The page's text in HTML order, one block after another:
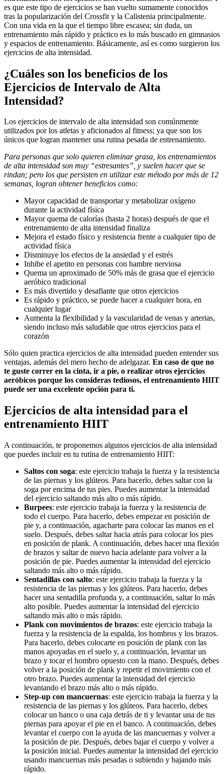
es que este tipo de ejercicios se han vuelto sumamente conocidos
tras la popularización del Crossfit y la Calistenia principalmente.
Con una vida en la que el tiempo libre escasea; sin duda, un
entrenamiento más rápido y práctico es lo más buscado en gimnasios
y espacios de entrenamiento. Básicamente, así es como surgieron los
ejercicios de alta intensidad.
¿Cuáles son los beneficios de los
Ejercicios de Intervalo de Alta
Intensidad?
Los ejercicios de intervalo de alta intensidad son comúnmente
utilizados por los atletas y aficionados al fitness; ya que son los
únicos que logran mantener una rutina pesada de entrenamiento.
Para personas que solo quieren eliminar grasa, los entrenamientos
de alta intensidad son muy “estresantes”, y suelen hacer que se
rindan; pero los que persisten en utilizar este método por más de 12
semanas, logran obtener beneficios como:
Mayor capacidad de transportar y metabolizar oxígeno
durante la actividad física
Mayor quema de calorías (hasta 2 horas) después de que el
entrenamiento de alta intensidad finaliza
Mejora el estado físico y resistencia frente a cualquier tipo de
actividad física
Disminuye los efectos de la ansiedad y el estrés
Inhibe el apetito en personas con hambre nerviosa
Quema un aproximado de 50% más de grasa que el ejercicio
aeróbico tradicional
Es más divertido y desafiante que otros ejercicios
Es rápido y práctico, se puede hacer a cualquier hora, en
cualquier lugar
Aumenta la flexibilidad y la vascularidad de venas y arterias,
siendo incluso más saludable que otros ejercicios para el
corazón
Sólo quien practica ejercicios de alta intensidad pueden entender sus
ventajas, además del mero hecho de adelgazar. En caso de que no
te guste correr en la cinta, ir a pie, o realizar otros ejercicios
aeróbicos porque los consideras tediosos, el entrenamiento HIIT
puede ser una excelente opción para ti.
Ejercicios de alta intensidad para el
entrenamiento HIIT
A continuación, te proponemos algunos ejercicios de alta intensidad
que puedes incluir en tu rutina de entrenamiento HIIT:
Saltos con soga: este ejercicio trabaja la fuerza y la resistencia
de las piernas y los glúteos. Para hacerlo, debes saltar con la
soga por encima de tus pies. Puedes aumentar la intensidad
del ejercicio saltando más alto o más rápido.
Burpees: este ejercicio trabaja la fuerza y la resistencia de
todo el cuerpo. Para hacerlo, debes empezar en posición de
pie y, a continuación, agacharte para colocar las manos en el
suelo. Después, debes saltar hacia atrás para colocar los pies
en posición de plank. A continuación, debes hacer una flexión
de brazos y saltar de nuevo hacia adelante para volver a la
posición de pie. Puedes aumentar la intensidad del ejercicio
saltando más alto o más rápido.
Sentadillas con salto: este ejercicio trabaja la fuerza y la
resistencia de las piernas y los glúteos. Para hacerlo, debes
hacer una sentadilla profunda y, a continuación, saltar lo más
alto posible. Puedes aumentar la intensidad del ejercicio
saltando más alto o más rápido.
Plank con movimientos de brazos: este ejercicio trabaja la
fuerza y la resistencia de la espalda, los hombros y los brazos.
Para hacerlo, debes colocarte en posición de plank con las
manos apoyadas en el suelo y, a continuación, levantar un
brazo y tocar el hombro opuesto con la mano. Después, debes
volver a la posición de plank y repetir el movimiento con el
otro brazo. Puedes aumentar la intensidad del ejercicio
levantando el brazo más alto o más rápido.
Step-up con mancuernas: este ejercicio trabaja la fuerza y la
resistencia de las piernas y los glúteos. Para hacerlo, debes
colocar un banco o una caja detrás de ti y levantar una de tus
piernas para apoyar el pie en el banco. A continuación, debes
levantar el cuerpo con la ayuda de las mancuernas y volver a
la posición de pie. Después, debes bajar el cuerpo y volver a
la posición inicial. Puedes aumentar la intensidad del ejercicio
usando mancuernas más pesadas o subiendo y bajando más
rápido.